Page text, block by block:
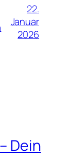
22.
Januar
2026
Dein